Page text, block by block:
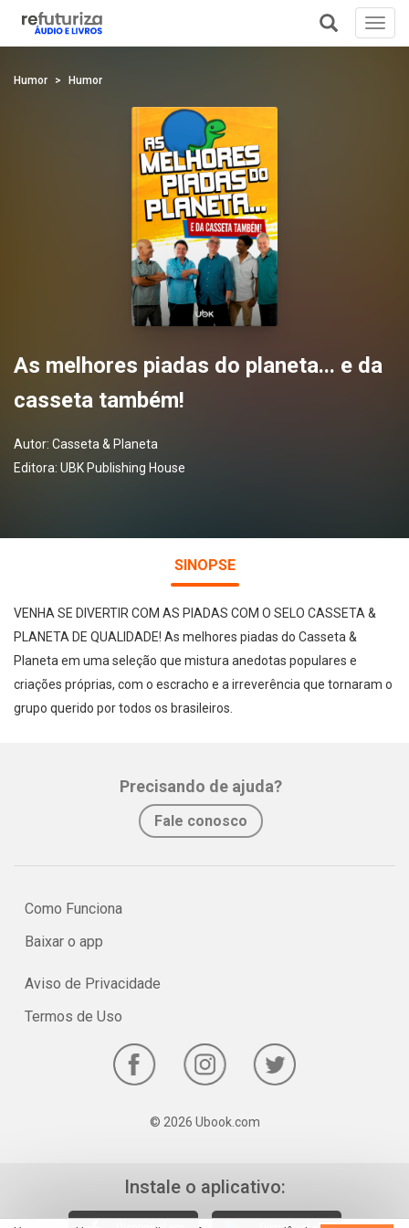
Humor Humor
As melhores piadas do planeta... e da
casseta também!
Autor: Casseta & Planeta
Editora: UBK Publishing House
SINOPSE
VENHA SE DIVERTIR COM AS PIADAS COM O SELO CASSETA &
PLANETA DE QUALIDADE! As melhores piadas do Casseta &
Planeta em uma seleção que mistura anedotas populares e
criações próprias, com o escracho e a irreverência que tornaram o
grupo querido por todos os brasileiros.
Precisando de ajuda?
Fale conosco
Como Funciona
Baixar o app
Aviso de Privacidade
Termos de Uso
© 2026 Ubook.com
Instale o aplicativo: